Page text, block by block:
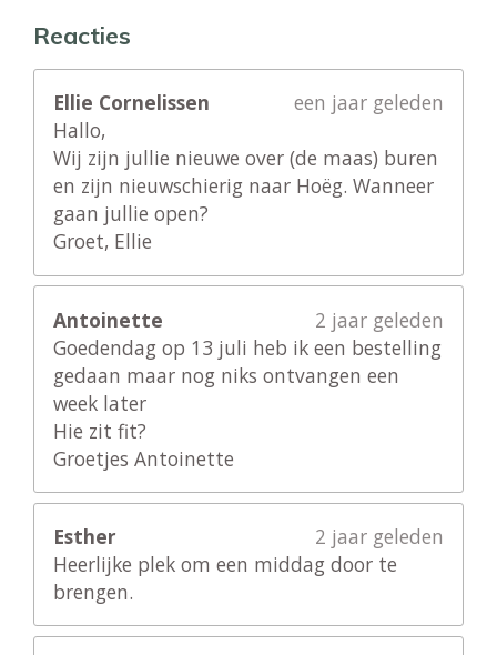
Reacties
Ellie Cornelissen
een jaar geleden
Hallo,
Wij zijn jullie nieuwe over (de maas) buren
en zijn nieuwschierig naar Hoëg. Wanneer
gaan jullie open?
Groet, Ellie
Antoinette
2 jaar geleden
Goedendag op 13 juli heb ik een bestelling
gedaan maar nog niks ontvangen een
week later
Hie zit fit?
Groetjes Antoinette
Esther
2 jaar geleden
Heerlijke plek om een middag door te
brengen.